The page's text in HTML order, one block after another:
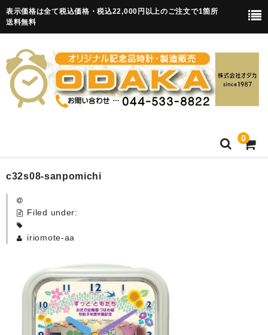
表示価格は全て税込価格・税込22,000円以上のご注文で1箇所
送料無料
0
HOME
卒園記念品
カード付フォトフレームクロック(集合)
目覚まし時計(集合＋個別)
メロディ時計(集合)
c32s08-sanpomichi
Filed under:
iriomote-aa